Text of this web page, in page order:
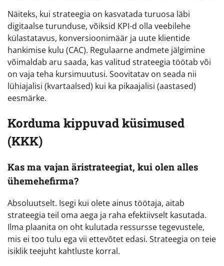
Näiteks, kui strateegia on kasvatada turuosa läbi
digitaalse turunduse, võiksid KPI-d olla veebilehe
külastatavus, konversioonimäär ja uute klientide
hankimise kulu (CAC). Regulaarne andmete jälgimine
võimaldab aru saada, kas valitud strateegia töötab või
on vaja teha kursimuutusi. Soovitatav on seada nii
lühiajalisi (kvartaalsed) kui ka pikaajalisi (aastased)
eesmärke.
Korduma kippuvad küsimused
(KKK)
Kas ma vajan äristrateegiat, kui olen alles
ühemehefirma?
Absoluutselt. Isegi kui olete ainus töötaja, aitab
strateegia teil oma aega ja raha efektiivselt kasutada.
Ilma plaanita on oht kulutada ressursse tegevustele,
mis ei too tulu ega vii ettevõtet edasi. Strateegia on teie
isiklik teejuht kahtluste korral.